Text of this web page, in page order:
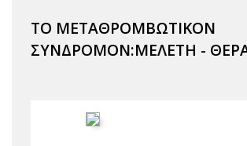
ΤΟ ΜΕΤΑΘΡΟΜΒΩΤΙΚΟΝ
ΣΥΝΔΡΟΜΟΝ:ΜΕΛΕΤΗ -